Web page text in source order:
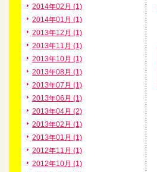
2014年02月 (1)
2014年01月 (1)
2013年12月 (1)
2013年11月 (1)
2013年10月 (1)
2013年08月 (1)
2013年07月 (1)
2013年06月 (1)
2013年04月 (2)
2013年02月 (1)
2013年01月 (1)
2012年11月 (1)
2012年10月 (1)